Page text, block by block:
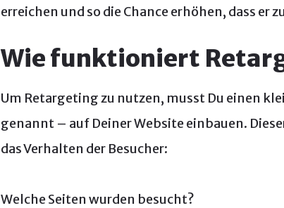
erreichen und so die Chance erhöhen, dass er
Wie funktioniert
Um Retargeting zu nutzen, musst Du einen
genannt – auf Deiner Website einbauen.
das Verhalten der Besucher:
Welche Seiten wurden besucht?